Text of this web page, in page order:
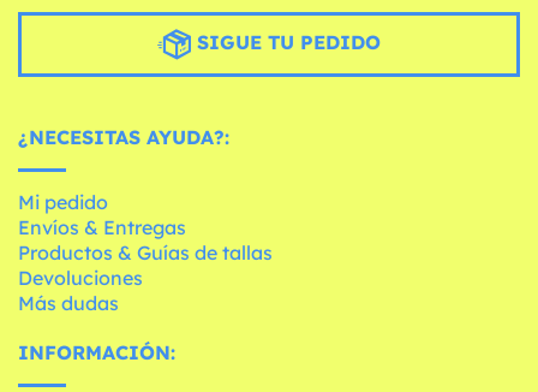
SIGUE TU PEDIDO
¿NECESITAS AYUDA?:
Mi pedido
Envíos & Entregas
Productos & Guías de tallas
Devoluciones
Más dudas
INFORMACIÓN: